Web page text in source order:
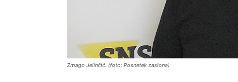
Zmago Jelinčič. (foto: Posnetek zaslona)